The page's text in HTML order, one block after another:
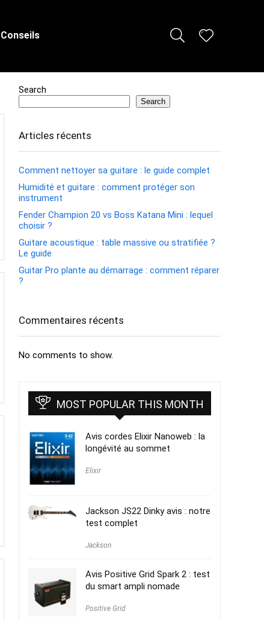
Search
Search
Articles récents
Comment nettoyer sa guitare : le guide complet
Humidité et guitare : comment protéger son
instrument
Fender Champion 20 vs Boss Katana Mini : lequel
choisir ?
Guitare acoustique : table massive ou stratifiée ?
Le guide
Guitar Pro plante au démarrage : comment réparer
?
Commentaires récents
No comments to show.
MOST POPULAR THIS MONTH
Avis cordes Elixir Nanoweb : la
longévité au sommet
Elixir
Jackson JS22 Dinky avis : notre
test complet
Jackson
Avis Positive Grid Spark 2 : test
du smart ampli nomade
Positive Grid